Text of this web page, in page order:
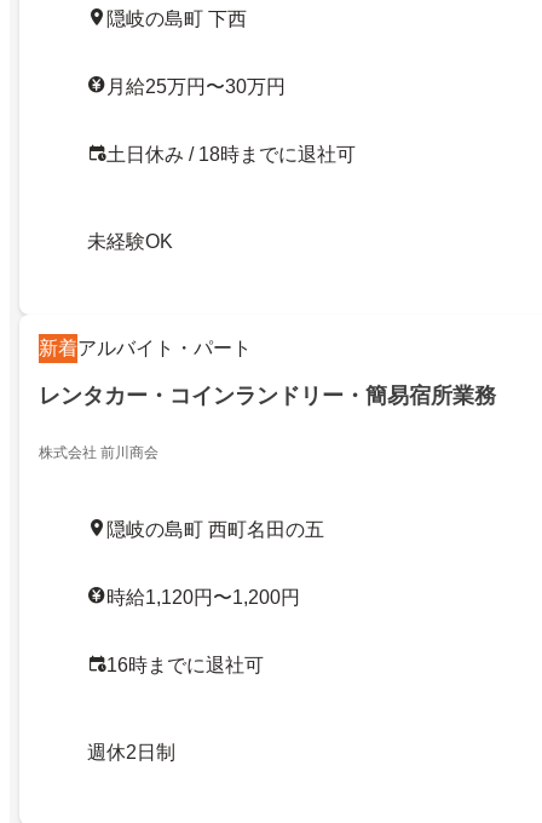
隠岐の島町 下西
月給25万円〜30万円
土日休み / 18時までに退社可
未経験OK
新着アルバイト・パート
レンタカー・コインランドリー・簡易宿所業務
株式会社 前川商会
隠岐の島町 西町名田の五
時給1,120円〜1,200円
16時までに退社可
週休2日制